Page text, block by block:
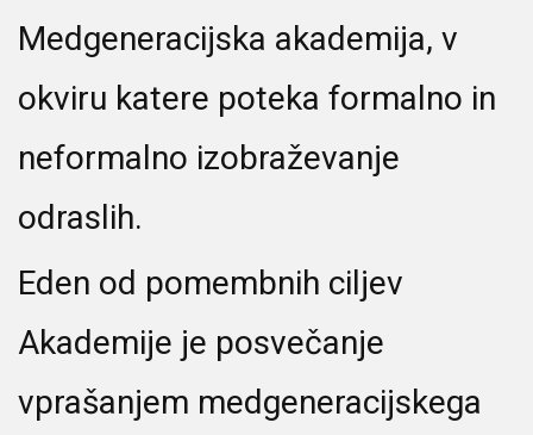
Medgeneracijska akademija, v
okviru katere poteka formalno in
neformalno izobraževanje
odraslih.
Eden od pomembnih ciljev
Akademije je posvečanje
vprašanjem medgeneracijskega